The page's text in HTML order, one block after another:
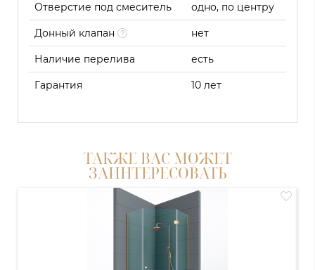
Отверстие под смеситель одно, по центру
Донный клапан нет
Наличие перелива есть
Гарантия 10 лет
ТАКЖЕ ВАС МОЖЕТ
ЗАИНТЕРЕСОВАТЬ